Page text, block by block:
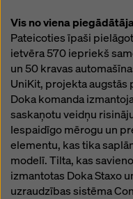
Vis no viena
Pateicoties īpaši
ietvēra 570 iepriekš
un 50 kravas
UniKit, projekta
Doka komanda
saskaņotu veidņu
Iespaidīgo mērogu un
elementu, kas tika
modelī. Tilta, kas
izmantotas Doka Staxo
uzraudzības sistēma